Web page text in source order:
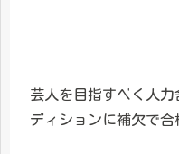
芸人を目指すベく人
ディションに補欠で合